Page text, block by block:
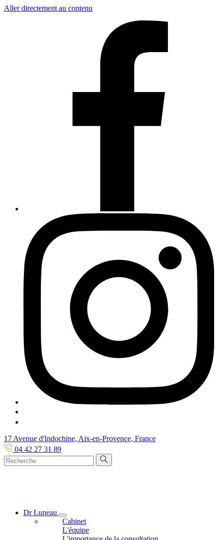
Aller directement au contenu
17 Avenue d'Indochine, Aix-en-Provence, France
04 42 27 31 89
Dr Luneau
Cabinet
L'équipe